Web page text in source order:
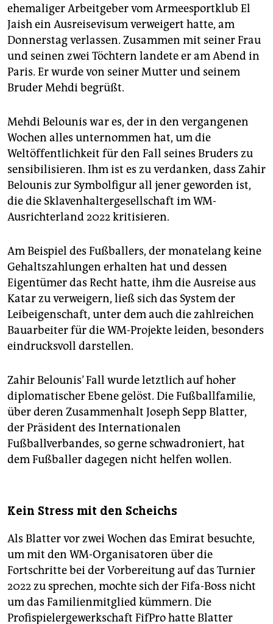
epaper login
ehemaliger Arbeitgeber vom Armeesportklub El
Jaish ein Ausreisevisum verweigert hatte, am
Donnerstag verlassen. Zusammen mit seiner Frau
und seinen zwei Töchtern landete er am Abend in
Paris. Er wurde von seiner Mutter und seinem
Bruder Mehdi begrüßt.
Mehdi Belounis war es, der in den vergangenen
Wochen alles unternommen hat, um die
Weltöffentlichkeit für den Fall seines Bruders zu
sensibilisieren. Ihm ist es zu verdanken, dass Zahir
Belounis zur Symbolfigur all jener geworden ist,
die die Sklavenhaltergesellschaft im WM-
Ausrichterland 2022 kritisieren.
Am Beispiel des Fußballers, der monatelang keine
Gehaltszahlungen erhalten hat und dessen
Eigentümer das Recht hatte, ihm die Ausreise aus
Katar zu verweigern, ließ sich das System der
Leibeigenschaft, unter dem auch die zahlreichen
Bauarbeiter für die WM-Projekte leiden, besonders
eindrucksvoll darstellen.
Zahir Belounis’ Fall wurde letztlich auf hoher
diplomatischer Ebene gelöst. Die Fußballfamilie,
über deren Zusammenhalt Joseph Sepp Blatter,
der Präsident des Internationalen
Fußballverbandes, so gerne schwadroniert, hat
dem Fußballer dagegen nicht helfen wollen.
Kein Stress mit den Scheichs
Als Blatter vor zwei Wochen das Emirat besuchte,
um mit den WM-Organisatoren über die
Fortschritte bei der Vorbereitung auf das Turnier
2022 zu sprechen, mochte sich der Fifa-Boss nicht
um das Familienmitglied kümmern. Die
Profispielergewerkschaft FifPro hatte Blatter